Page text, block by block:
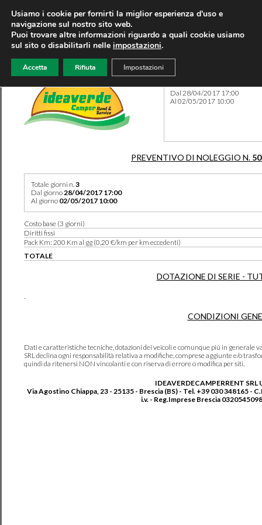
Dal 28/04/2017 17:00
Al 02/05/2017 10:00
PREVENTIVO DI NOLEGGIO N.
Totale giorni n.3
Dal giorno28/04/2017 17:00
Al giorno 02/05/2017 10:00
Costo base (3 giorni)
Diritti fissi
Pack Km: 200 Km al gg (0,20 €/km per km eccedenti)
TOTALE
DOTAZIONE DI SERIE -
.
CONDIZIONI
Dati e caratteristiche tecniche, dotazioni dei veicoli e comunque più in generale
SRL declina ogni responsabilità relativa a modifiche, comprese aggiunte e/o
quindi da ritenersi NON vincolanti e con riserva di errore o modifica per siti.
IDEAVERDECAMPERRENT SRL
Via Agostino Chiappa, 23 - 25135 - Brescia (BS) - Tel. +39 030 348165 -
i.v. - Reg.Imprese Brescia
Usiamo i cookie per fornirti la miglior esperienza d'uso e
navigazione sul nostro sito web.
Puoi trovare altre informazioni riguardo a quali cookie usiamo
sul sito o disabilitarli nelle impostazioni.
Accetta Rifiuta Impostazioni